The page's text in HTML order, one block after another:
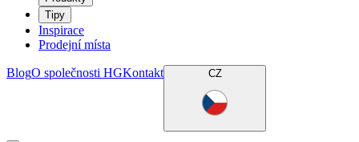
Tipy
Inspirace
Prodejní místa
BlogO společnosti HGKontakt CZ